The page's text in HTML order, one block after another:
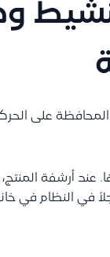
على
أرشفة المنتج،
في النظام في